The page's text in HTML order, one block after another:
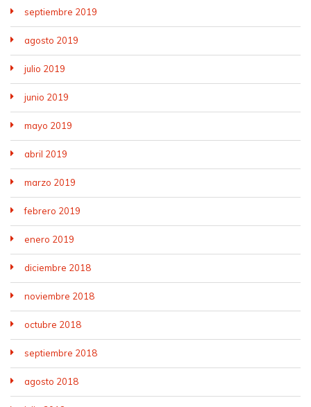
septiembre 2019
agosto 2019
julio 2019
junio 2019
mayo 2019
abril 2019
marzo 2019
febrero 2019
enero 2019
diciembre 2018
noviembre 2018
octubre 2018
septiembre 2018
agosto 2018